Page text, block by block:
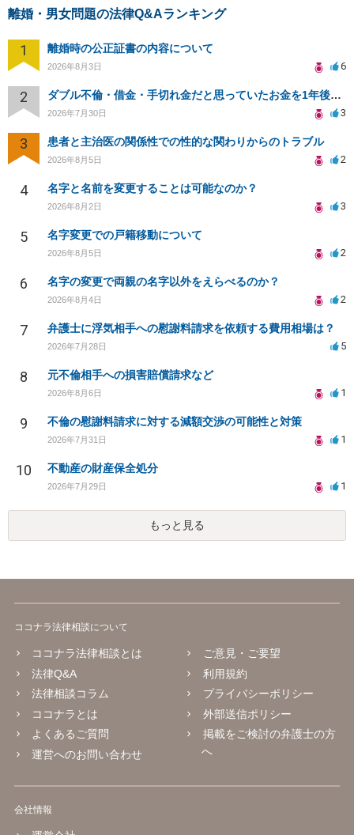
離婚・男女問題の法律Q&Aランキング
1 離婚時の公正証書の内容について
2026年8月3日 6
2 ダブル不倫・借金・手切れ金だと思っていたお金を1年後いまさら脅迫罪として通知書が来てまとめて請求
2026年7月30日 3
3 患者と主治医の関係性での性的な関わりからのトラブル
2026年8月5日 2
4 名字と名前を変更することは可能なのか？
2026年8月2日 3
5 名字変更での戸籍移動について
2026年8月5日 2
6 名字の変更で両親の名字以外をえらべるのか？
2026年8月4日 2
7 弁護士に浮気相手への慰謝料請求を依頼する費用相場は？
2026年7月28日 5
8 元不倫相手への損害賠償請求など
2026年8月6日 1
9 不倫の慰謝料請求に対する減額交渉の可能性と対策
2026年7月31日 1
10 不動産の財産保全処分
2026年7月29日 1
もっと見る
ココナラ法律相談について
ココナラ法律相談とは
法律Q&A
法律相談コラム
ココナラとは
よくあるご質問
運営へのお問い合わせ
ご意見・ご要望
利用規約
プライバシーポリシー
外部送信ポリシー
掲載をご検討の弁護士の方
へ
会社情報